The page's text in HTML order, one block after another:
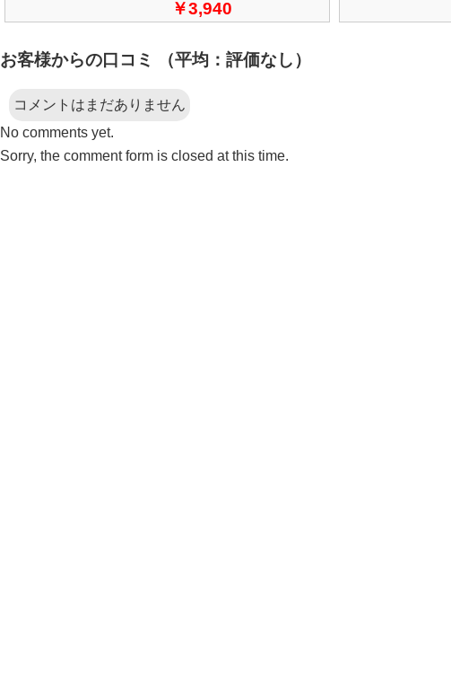
す。
￥3,940
お客様からの口コミ （平均：評価なし）
コメントはまだありません
No comments yet.
Sorry, the comment form is closed at this time.